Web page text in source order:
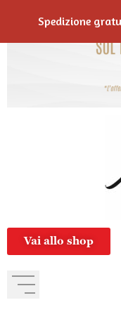
Vai allo shop
Spedizione